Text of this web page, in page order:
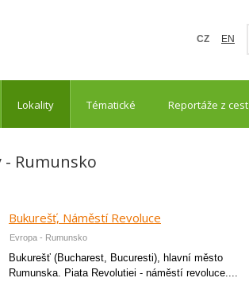
EN
CZ
Lokality Tématické Reportáže z cest
- Rumunsko
Bukurešť, Náměstí Revoluce
Evropa - Rumunsko
Bukurešť (Bucharest, Bucuresti), hlavní město
Rumunska. Piata Revolutiei - náměstí revoluce....